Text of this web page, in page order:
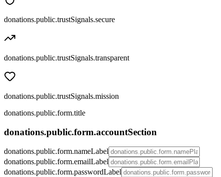
donations.public.trustSignals.secure
donations.public.trustSignals.transparent
donations.public.trustSignals.mission
donations.public.form.title
donations.public.form.accountSection
donations.public.form.nameLabel
donations.public.form.emailLabel
donations.public.form.passwordLabel